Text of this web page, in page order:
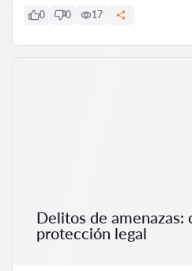
0 0 17
Delitos de amenazas:
protección legal